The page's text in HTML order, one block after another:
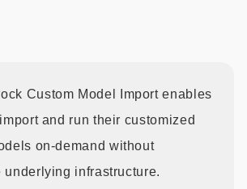
Custom Model Import enables
and run their customized
on-demand without
underlying infrastructure.